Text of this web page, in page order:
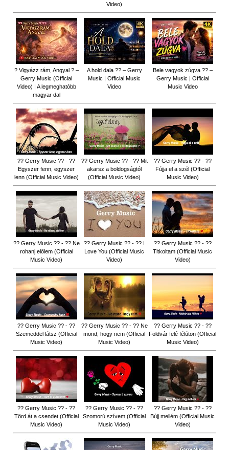
Video)
? Vigyázz rám, Angyal ? –
Gerry Music (Official
Video) | A legmeghatóbb
magyar dal
A hold dala ?? – Gerry
Music | Official Music
Video
Bele vagyok zúgva ?? –
Gerry Music | Official
Music Video
?? Gerry Music ?? - ??
Egyszer fenn, egyszer
lenn (Official Music Video)
?? Gerry Music ?? - ?? Mit
akarsz a boldogságtól
(Official Music Video)
?? Gerry Music ?? - ??
Fújja el a szél (Official
Music Video)
?? Gerry Music ?? - ?? Ne
rohanj előlem (Official
Music Video)
?? Gerry Music ?? - ?? I
Love You (Official Music
Video)
?? Gerry Music ?? - ??
Titkoltam (Official Music
Video)
?? Gerry Music ?? - ??
Szemeddel látsz (Official
Music Video)
?? Gerry Music ?? - ?? Ne
mond, hogy nem (Official
Music Video)
?? Gerry Music ?? - ??
Földvár felé félúton (Official
Music Video)
?? Gerry Music ?? - ??
Törd át a csendet (Official
Music Video)
?? Gerry Music ?? - ??
Szomorú szívem (Official
Music Video)
?? Gerry Music ?? - ??
Bújj mellém (Official Music
Video)